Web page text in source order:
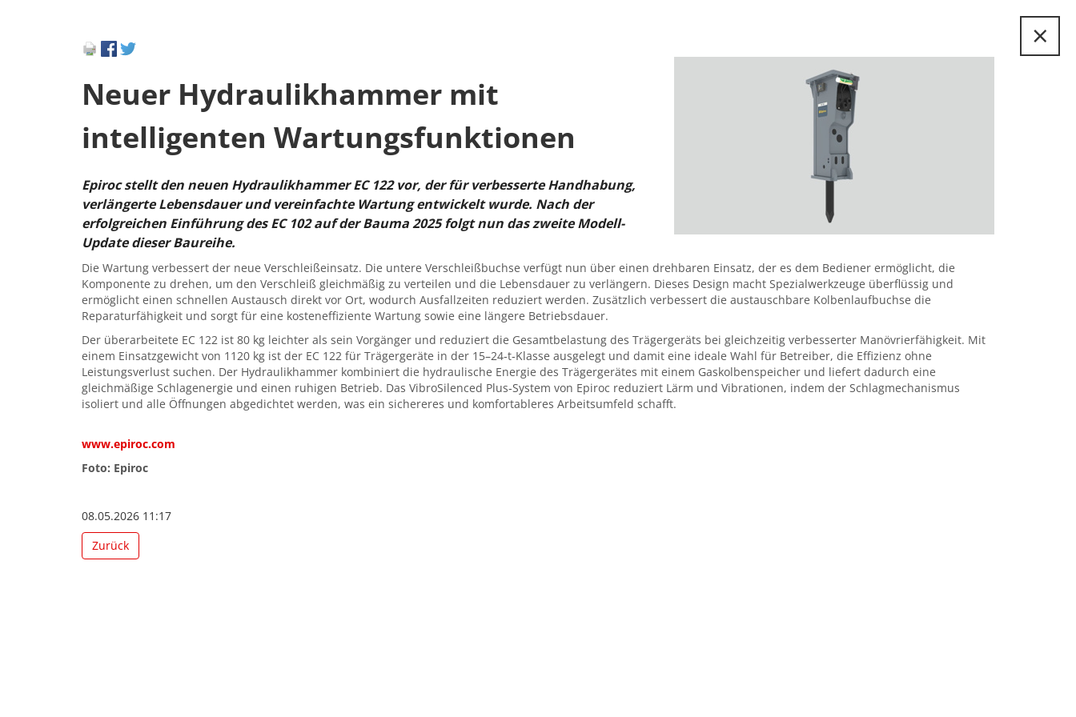
×
Neuer Hydraulikhammer mit
intelligenten Wartungsfunktionen
Epiroc stellt den neuen Hydraulikhammer EC 122 vor, der für verbesserte Handhabung,
verlängerte Lebensdauer und vereinfachte Wartung entwickelt wurde. Nach der
erfolgreichen Einführung des EC 102 auf der Bauma 2025 folgt nun das zweite Modell-
Update dieser Baureihe.
Die Wartung verbessert der neue Verschleißeinsatz. Die untere Verschleißbuchse verfügt nun über einen drehbaren Einsatz, der es dem Bediener ermöglicht, die
Komponente zu drehen, um den Verschleiß gleichmäßig zu verteilen und die Lebensdauer zu verlängern. Dieses Design macht Spezialwerkzeuge überflüssig und
ermöglicht einen schnellen Austausch direkt vor Ort, wodurch Ausfallzeiten reduziert werden. Zusätzlich verbessert die austauschbare Kolbenlaufbuchse die
Reparaturfähigkeit und sorgt für eine kosteneffiziente Wartung sowie eine längere Betriebsdauer.
Der überarbeitete EC 122 ist 80 kg leichter als sein Vorgänger und reduziert die Gesamtbelastung des Trägergeräts bei gleichzeitig verbesserter Manövrierfähigkeit. Mit
einem Einsatzgewicht von 1120 kg ist der EC 122 für Trägergeräte in der 15–24‑t‑Klasse ausgelegt und damit eine ideale Wahl für Betreiber, die Effizienz ohne
Leistungsverlust suchen. Der Hydraulikhammer kombiniert die hydraulische Energie des Trägergerätes mit einem Gaskolbenspeicher und liefert dadurch eine
gleichmäßige Schlagenergie und einen ruhigen Betrieb. Das VibroSilenced Plus‑System von Epiroc reduziert Lärm und Vibrationen, indem der Schlagmechanismus
isoliert und alle Öffnungen abgedichtet werden, was ein sichereres und komfortableres Arbeitsumfeld schafft.
www.epiroc.com
Foto: Epiroc
08.05.2026 11:17
Zurück